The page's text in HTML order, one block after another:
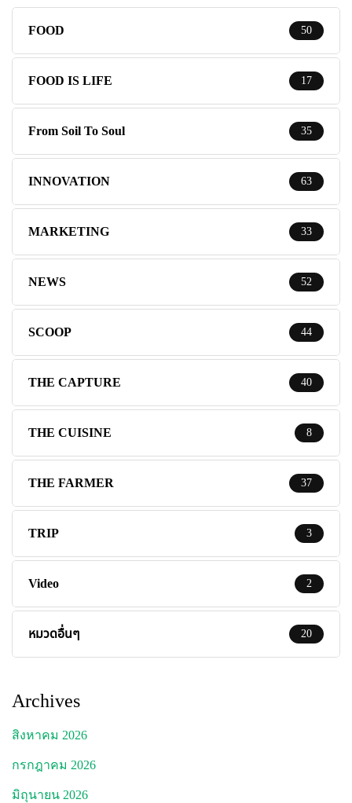
FOOD 50
FOOD IS LIFE 17
From Soil To Soul 35
INNOVATION 63
MARKETING 33
NEWS 52
SCOOP 44
THE CAPTURE 40
THE CUISINE 8
THE FARMER 37
TRIP 3
Video 2
หมวดอื่นๆ 20
Archives
สิงหาคม 2026
กรกฎาคม 2026
มิถุนายน 2026